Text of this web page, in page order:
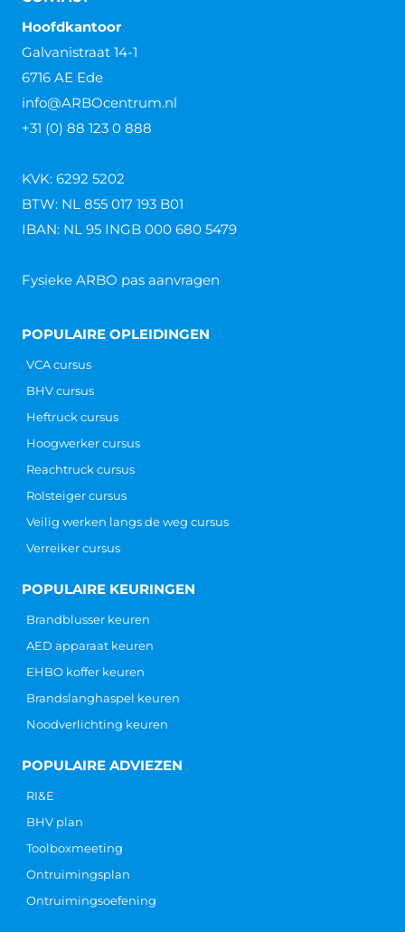
Hoofdkantoor
Galvanistraat 14-1
6716 AE Ede
info@ARBOcentrum.nl
+31 (0) 88 123 0 888
KVK: 6292 5202
BTW: NL 855 017 193 B01
IBAN: NL 95 INGB 000 680 5479
Fysieke ARBO pas aanvragen
POPULAIRE OPLEIDINGEN
VCA cursus
BHV cursus
Heftruck cursus
Hoogwerker cursus
Reachtruck cursus
Rolsteiger cursus
Veilig werken langs de weg cursus
Verreiker cursus
POPULAIRE KEURINGEN
Brandblusser keuren
AED apparaat keuren
EHBO koffer keuren
Brandslanghaspel keuren
Noodverlichting keuren
POPULAIRE ADVIEZEN
RI&E
BHV plan
Toolboxmeeting
Ontruimingsplan
Ontruimingsoefening